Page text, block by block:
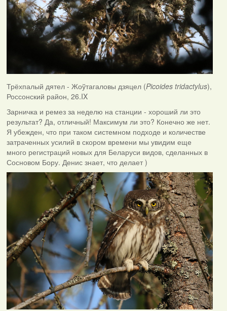
Трёхпалый дятел - Жоўтагаловы дзяцел (Picoides tridactylus),
Россонский район, 26.IX
Зарничка и ремез за неделю на станции - хороший ли это
результат? Да, отличный! Максимум ли это? Конечно же нет.
Я убежден, что при таком системном подходе и количестве
затраченных усилий в скором времени мы увидим еще
много регистраций новых для Беларуси видов, сделанных в
Сосновом Бору. Денис знает, что делает )